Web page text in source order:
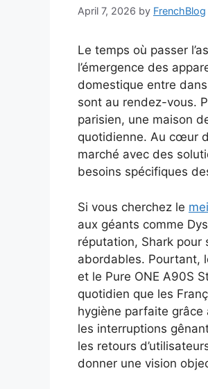
April 7, 2026 by FrenchBlog
Le temps où passer
l’émergence des
domestique entre
sont au rendez-vous.
parisien, une maison
quotidienne. Au cœur
marché avec des
besoins spécifiques
Si vous cherchez le
aux géants comme
réputation, Shark
abordables. Pourtant,
et le Pure ONE A90S
quotidien que les
hygiène parfaite
les interruptions
les retours
donner une vision